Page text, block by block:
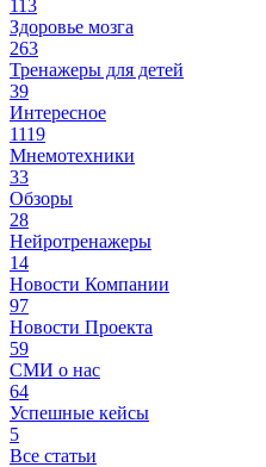
113
Здоровье мозга
263
Тренажеры для детей
39
Интересное
1119
Мнемотехники
33
Обзоры
28
Нейротренажеры
14
Новости Компании
97
Новости Проекта
59
СМИ о нас
64
Успешные кейсы
5
Все статьи